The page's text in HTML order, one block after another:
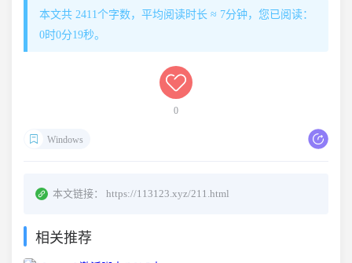
本文共 2411个字数，平均阅读时长 ≈ 7分钟，您已阅读：
0时0分20秒。
0
Windows
本文链接： https://113123.xyz/211.html
相关推荐